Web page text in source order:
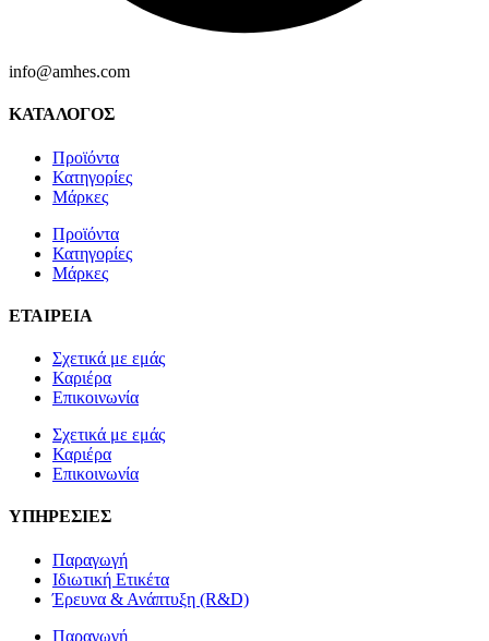
info@amhes.com
ΚΑΤΑΛΟΓΟΣ
Προϊόντα
Κατηγορίες
Μάρκες
Προϊόντα
Κατηγορίες
Μάρκες
ΕΤΑΙΡΕΙΑ
Σχετικά με εμάς
Καριέρα
Επικοινωνία
Σχετικά με εμάς
Καριέρα
Επικοινωνία
ΥΠΗΡΕΣΙΕΣ
Παραγωγή
Ιδιωτική Ετικέτα
Έρευνα & Ανάπτυξη (R&D)
Παραγωγή